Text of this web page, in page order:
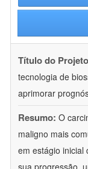
Título do
tecnologia de
aprimorar
Resumo: O
maligno mais
em estágio inicial